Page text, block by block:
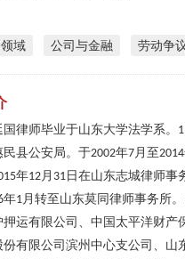
域 公司与金融 劳动争
国律师毕业于山东大学法学系。
民县公安局。于2002年7 月至2014
年12 月 31 日在山东志城律师事
年1 月转至山东莫同律师事务所
押运有限公司、中国太平洋财产
份有限公司滨州中心支公司、